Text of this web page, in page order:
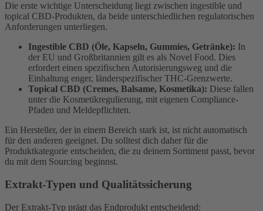
Die erste wichtige Unterscheidung liegt zwischen ingestible und
topical CBD-Produkten, da beide unterschiedlichen regulatorischen
Anforderungen unterliegen.
Ingestible CBD (Öle, Kapseln, Gummies, Getränke): In
der EU und Großbritannien gilt es als Novel Food. Dies
erfordert einen spezifischen Autorisierungsweg und die
Einhaltung enger, länderspezifischer THC-Grenzwerte.
Topical CBD (Cremes, Balsame, Kosmetika): Diese fallen
unter die Kosmetikregulierung, mit eigenen Compliance-
Pfaden und Meldepflichten.
Ein Hersteller, der in einem Bereich stark ist, ist nicht automatisch
für den anderen geeignet. Du solltest dich daher für die
Produktkategorie entscheiden, die zu deinem Sortiment passt, bevor
du mit dem Sourcing beginnst.
Extrakt-Typen und Qualitätssicherung
Der Extrakt-Typ prägt das Endprodukt entscheidend: